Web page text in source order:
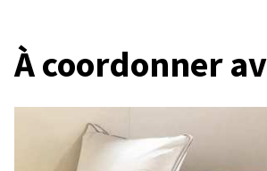
À coordonner